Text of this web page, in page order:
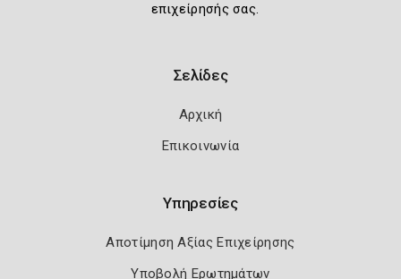
επιχείρησής σας.
Σελίδες
Αρχική
Επικοινωνία
Υπηρεσίες
Αποτίμηση Αξίας Επιχείρησης
Υποβολή Ερωτημάτων